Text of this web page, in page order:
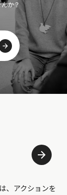
か？
、アクションを